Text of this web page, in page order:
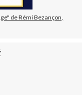
de Rémi Bezançon,